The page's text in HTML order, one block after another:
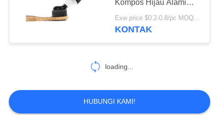
Perawatan Mulut
25
Kompos Hijau Alami
Gratis
Exw price $0.2-0.8/pc MOQ:100 PCS
KONTAK
loading...
HUBUNGI KAMI!